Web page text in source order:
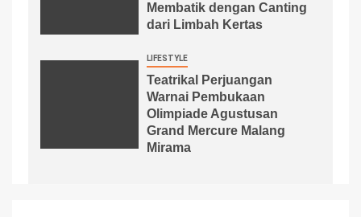
Membatik dengan Canting
dari Limbah Kertas
LIFESTYLE
Teatrikal Perjuangan
Warnai Pembukaan
Olimpiade Agustusan
Grand Mercure Malang
Mirama